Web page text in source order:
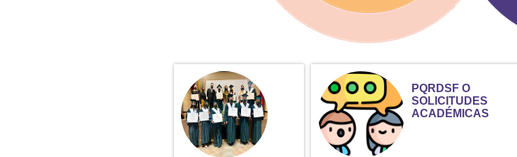
PQRDSF O
SOLICITUDES
ACADÉMICAS